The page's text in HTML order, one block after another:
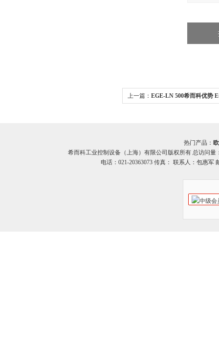
上一篇： EGE-LN 500希而科优势
热门产品：
希而科工业控制设备（上海）有限公司版权所有 总访问量
电话：021-20363073 传真： 联系人：包惠军